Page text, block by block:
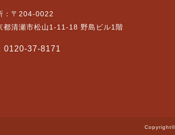
：〒204-0022
都清瀬市松山1-11-18 野島ビル1階
0120-37-8171
Copyright©